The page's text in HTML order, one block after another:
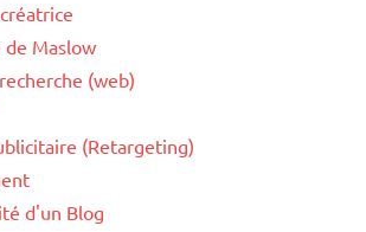
de Maslow
(web)
(Retargeting)
d'un Blog